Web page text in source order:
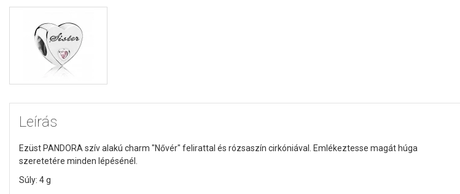
Leírás
Ezüst PANDORA szív alakú charm "Nővér" felirattal és rózsaszín cirkóniával. Emlékeztesse magát húga
szeretetére minden lépésénél.
Súly: 4 g